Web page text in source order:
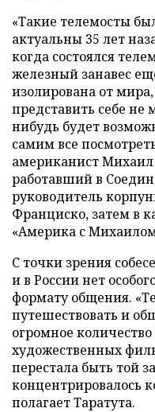
«Такие телемосты
актуальны 35 лет
когда состоялся
железный занавес
изолирована от
представить себе не
нибудь будет
самим все
американист Михаил
работавший в
руководитель
Франциско, затем в
«Америка с
С точки зрения
и в России нет
формату общения.
путешествовать и
огромное
художественных
перестала быть той
концентрировалось
полагает Таратута.